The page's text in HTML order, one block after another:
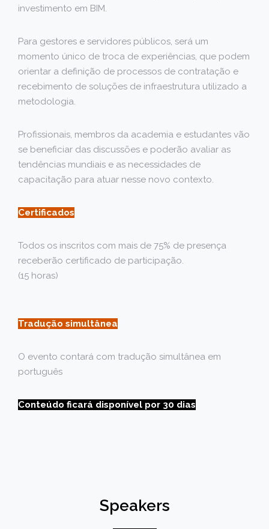
investimento em BIM.
Para gestores e servidores públicos, será um
momento único de troca de experiências, que podem
orientar a definição de processos de contratação e
recebimento de soluções de infraestrutura utilizado a
metodologia.
Profissionais, membros da academia e estudantes vão
se beneficiar das discussões e poderão avaliar as
tendências mundiais e as necessidades de
capacitação para atuar nesse novo contexto.
Certificados
Todos os inscritos com mais de 75% de presença
receberão certificado de participação.
(15 horas)
Tradução simultânea
O evento contará com tradução simultânea em
português
Conteúdo ficará disponível por 30 dias
Speakers